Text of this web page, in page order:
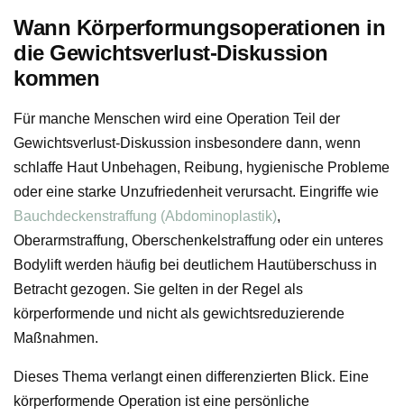
Wann Körperformungsoperationen in
die Gewichtsverlust-Diskussion
kommen
Für manche Menschen wird eine Operation Teil der
Gewichtsverlust-Diskussion insbesondere dann, wenn
schlaffe Haut Unbehagen, Reibung, hygienische Probleme
oder eine starke Unzufriedenheit verursacht. Eingriffe wie
Bauchdeckenstraffung (Abdominoplastik),
Oberarmstraffung, Oberschenkelstraffung oder ein unteres
Bodylift werden häufig bei deutlichem Hautüberschuss in
Betracht gezogen. Sie gelten in der Regel als
körperformende und nicht als gewichtsreduzierende
Maßnahmen.
Dieses Thema verlangt einen differenzierten Blick. Eine
körperformende Operation ist eine persönliche